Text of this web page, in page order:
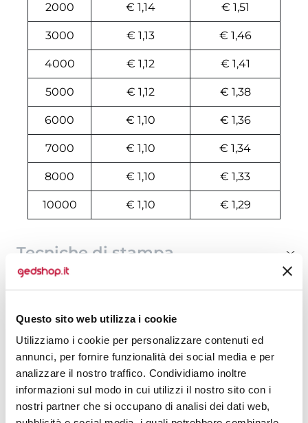
Questo sito web utilizza i cookie
Utilizziamo i cookie per personalizzare contenuti ed
annunci, per fornire funzionalità dei social media e per
analizzare il nostro traffico. Condividiamo inoltre
informazioni sul modo in cui utilizzi il nostro sito con i
nostri partner che si occupano di analisi dei dati web,
2000 € 1,14 € 1,51
3000 € 1,13 € 1,46
4000 € 1,12 € 1,41
5000 € 1,12 € 1,38
6000 € 1,10 € 1,36
7000 € 1,10 € 1,34
8000 € 1,10 € 1,33
10000 € 1,10 € 1,29
Tecniche di stampa
Area di personalizzazione
Domande e risposte
Prodotti alternativi